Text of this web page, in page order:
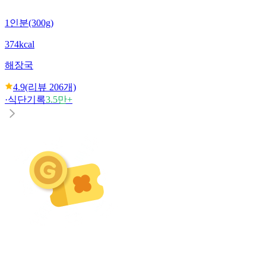
1인분(300g)
374kcal
해장국
4.9(리뷰 206개)
·식단기록3.5만+